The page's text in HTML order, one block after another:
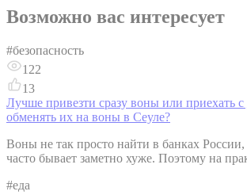
Возможно вас интересует
#безопасность
122
13
Лучше привезти сразу воны или приехать
обменять их на воны в Сеуле?
Воны не так просто найти в банках
часто бывает заметно хуже. Поэтому на
#еда